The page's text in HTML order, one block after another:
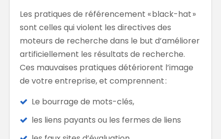
Les pratiques de référencement « black-hat»
sont celles qui violent les directives des
moteurs de recherche dans le but d’améliorer
artificiellement les résultats de recherche.
Ces mauvaises pratiques détériorent l’image
de votre entreprise, et comprennent :
Le bourrage de mots-clés,
les liens payants ou les fermes de liens